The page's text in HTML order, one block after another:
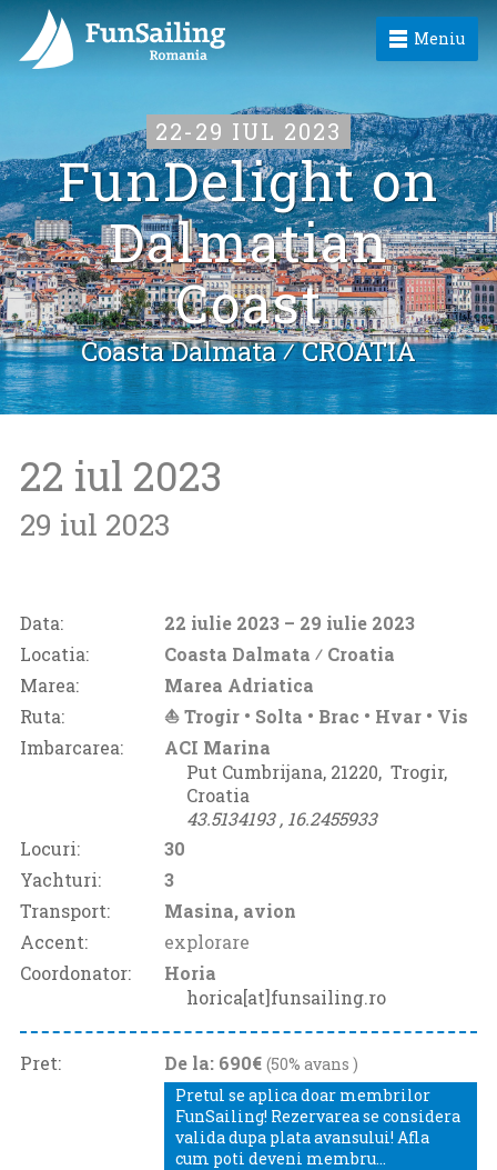
Meniu
22-29 IUL 2023
FunDelight on
Dalmatian
Coast
Coasta Dalmata ⁄CROATIA
22 iul 2023
29 iul 2023
Data: 22 iulie 2023 – 29 iulie 2023
Locatia:
Coasta Dalmata ⁄ Croatia
Marea:
Marea Adriatica
Ruta:
⛵ Trogir • Solta • Brac • Hvar • Vis
Imbarcarea:
ACI Marina
Put Cumbrijana, 21220‚ Trogir‚
Croatia
43.5134193 ‚ 16.2455933
Locuri:
30
Yachturi:
3
Transport:
Masina, avion
Accent:
explorare
Coordonator:
Horia
horica[at]funsailing.ro
Pret: De la: 690€ (50% avans )
Pretul se aplica doar membrilor
FunSailing! Rezervarea se considera
valida dupa plata avansului! Afla
cum poti deveni membru...